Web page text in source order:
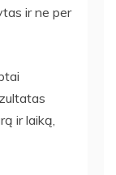
ir ne per
ir laiką,